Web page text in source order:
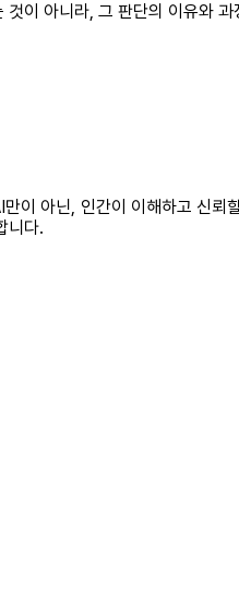
이 아니라, 그 판단의 이유와
이 아닌, 인간이 이해하고 신뢰
니다.